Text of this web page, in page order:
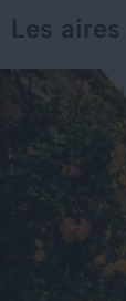
Les